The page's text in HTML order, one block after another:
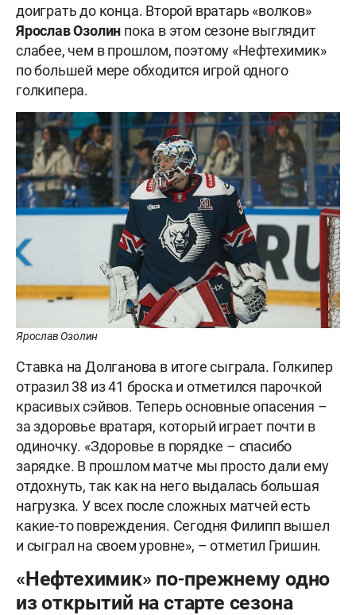
доиграть до конца. Второй вратарь «волков»
Ярослав Озолин пока в этом сезоне выглядит
слабее, чем в прошлом, поэтому «Нефтехимик»
по большей мере обходится игрой одного
голкипера.
Ярослав Озолин
Ставка на Долганова в итоге сыграла. Голкипер
отразил 38 из 41 броска и отметился парочкой
красивых сэйвов. Теперь основные опасения –
за здоровье вратаря, который играет почти в
одиночку. «Здоровье в порядке – спасибо
зарядке. В прошлом матче мы просто дали ему
отдохнуть, так как на него выдалась большая
нагрузка. У всех после сложных матчей есть
какие-то повреждения. Сегодня Филипп вышел
и сыграл на своем уровне», – отметил Гришин.
«Нефтехимик» по-прежнему одно
из открытий на старте сезона